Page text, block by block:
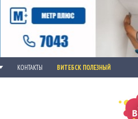
КОНТАКТЫ ВИТЕБСК ПОЛЕЗНЫЙ